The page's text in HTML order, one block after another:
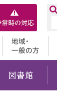
スマップ
ップ
在学生
連携・社会貢献